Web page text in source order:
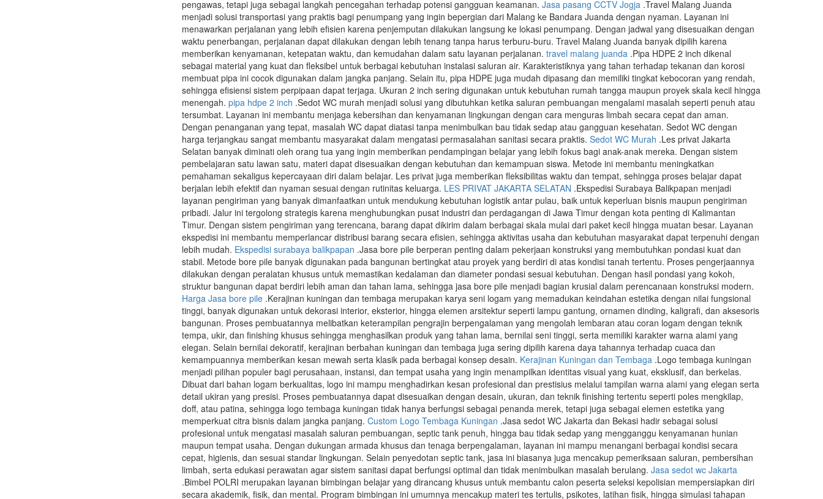
pengawas, tetapi juga sebagai langkah pencegahan terhadap potensi gangguan keamanan. Jasa pasang CCTV Jogja .Travel Malang Juanda
menjadi solusi transportasi yang praktis bagi penumpang yang ingin bepergian dari Malang ke Bandara Juanda dengan nyaman. Layanan ini
menawarkan perjalanan yang lebih efisien karena penjemputan dilakukan langsung ke lokasi penumpang. Dengan jadwal yang disesuaikan dengan
waktu penerbangan, perjalanan dapat dilakukan dengan lebih tenang tanpa harus terburu-buru. Travel Malang Juanda banyak dipilih karena
memberikan kenyamanan, ketepatan waktu, dan kemudahan dalam satu layanan perjalanan. travel malang juanda .Pipa HDPE 2 inch dikenal
sebagai material yang kuat dan fleksibel untuk berbagai kebutuhan instalasi saluran air. Karakteristiknya yang tahan terhadap tekanan dan korosi
membuat pipa ini cocok digunakan dalam jangka panjang. Selain itu, pipa HDPE juga mudah dipasang dan memiliki tingkat kebocoran yang rendah,
sehingga efisiensi sistem perpipaan dapat terjaga. Ukuran 2 inch sering digunakan untuk kebutuhan rumah tangga maupun proyek skala kecil hingga
menengah. pipa hdpe 2 inch .Sedot WC murah menjadi solusi yang dibutuhkan ketika saluran pembuangan mengalami masalah seperti penuh atau
tersumbat. Layanan ini membantu menjaga kebersihan dan kenyamanan lingkungan dengan cara menguras limbah secara cepat dan aman.
Dengan penanganan yang tepat, masalah WC dapat diatasi tanpa menimbulkan bau tidak sedap atau gangguan kesehatan. Sedot WC dengan
harga terjangkau sangat membantu masyarakat dalam mengatasi permasalahan sanitasi secara praktis. Sedot WC Murah .Les privat Jakarta
Selatan banyak diminati oleh orang tua yang ingin memberikan pendampingan belajar yang lebih fokus bagi anak-anak mereka. Dengan sistem
pembelajaran satu lawan satu, materi dapat disesuaikan dengan kebutuhan dan kemampuan siswa. Metode ini membantu meningkatkan
pemahaman sekaligus kepercayaan diri dalam belajar. Les privat juga memberikan fleksibilitas waktu dan tempat, sehingga proses belajar dapat
berjalan lebih efektif dan nyaman sesuai dengan rutinitas keluarga. LES PRIVAT JAKARTA SELATAN .Ekspedisi Surabaya Balikpapan menjadi
layanan pengiriman yang banyak dimanfaatkan untuk mendukung kebutuhan logistik antar pulau, baik untuk keperluan bisnis maupun pengiriman
pribadi. Jalur ini tergolong strategis karena menghubungkan pusat industri dan perdagangan di Jawa Timur dengan kota penting di Kalimantan
Timur. Dengan sistem pengiriman yang terencana, barang dapat dikirim dalam berbagai skala mulai dari paket kecil hingga muatan besar. Layanan
ekspedisi ini membantu memperlancar distribusi barang secara efisien, sehingga aktivitas usaha dan kebutuhan masyarakat dapat terpenuhi dengan
lebih mudah. Ekspedisi surabaya balikpapan .Jasa bore pile berperan penting dalam pekerjaan konstruksi yang membutuhkan pondasi kuat dan
stabil. Metode bore pile banyak digunakan pada bangunan bertingkat atau proyek yang berdiri di atas kondisi tanah tertentu. Proses pengerjaannya
dilakukan dengan peralatan khusus untuk memastikan kedalaman dan diameter pondasi sesuai kebutuhan. Dengan hasil pondasi yang kokoh,
struktur bangunan dapat berdiri lebih aman dan tahan lama, sehingga jasa bore pile menjadi bagian krusial dalam perencanaan konstruksi modern.
Harga Jasa bore pile .Kerajinan kuningan dan tembaga merupakan karya seni logam yang memadukan keindahan estetika dengan nilai fungsional
tinggi, banyak digunakan untuk dekorasi interior, eksterior, hingga elemen arsitektur seperti lampu gantung, ornamen dinding, kaligrafi, dan aksesoris
bangunan. Proses pembuatannya melibatkan keterampilan pengrajin berpengalaman yang mengolah lembaran atau coran logam dengan teknik
tempa, ukir, dan finishing khusus sehingga menghasilkan produk yang tahan lama, bernilai seni tinggi, serta memiliki karakter warna alami yang
elegan. Selain bernilai dekoratif, kerajinan berbahan kuningan dan tembaga juga sering dipilih karena daya tahannya terhadap cuaca dan
kemampuannya memberikan kesan mewah serta klasik pada berbagai konsep desain. Kerajinan Kuningan dan Tembaga .Logo tembaga kuningan
menjadi pilihan populer bagi perusahaan, instansi, dan tempat usaha yang ingin menampilkan identitas visual yang kuat, eksklusif, dan berkelas.
Dibuat dari bahan logam berkualitas, logo ini mampu menghadirkan kesan profesional dan prestisius melalui tampilan warna alami yang elegan serta
detail ukiran yang presisi. Proses pembuatannya dapat disesuaikan dengan desain, ukuran, dan teknik finishing tertentu seperti poles mengkilap,
doff, atau patina, sehingga logo tembaga kuningan tidak hanya berfungsi sebagai penanda merek, tetapi juga sebagai elemen estetika yang
memperkuat citra bisnis dalam jangka panjang. Custom Logo Tembaga Kuningan .Jasa sedot WC Jakarta dan Bekasi hadir sebagai solusi
profesional untuk mengatasi masalah saluran pembuangan, septic tank penuh, hingga bau tidak sedap yang mengganggu kenyamanan hunian
maupun tempat usaha. Dengan dukungan armada khusus dan tenaga berpengalaman, layanan ini mampu menangani berbagai kondisi secara
cepat, higienis, dan sesuai standar lingkungan. Selain penyedotan septic tank, jasa ini biasanya juga mencakup pemeriksaan saluran, pembersihan
limbah, serta edukasi perawatan agar sistem sanitasi dapat berfungsi optimal dan tidak menimbulkan masalah berulang. Jasa sedot wc Jakarta
.Bimbel POLRI merupakan layanan bimbingan belajar yang dirancang khusus untuk membantu calon peserta seleksi kepolisian mempersiapkan diri
secara akademik, fisik, dan mental. Program bimbingan ini umumnya mencakup materi tes tertulis, psikotes, latihan fisik, hingga simulasi tahapan